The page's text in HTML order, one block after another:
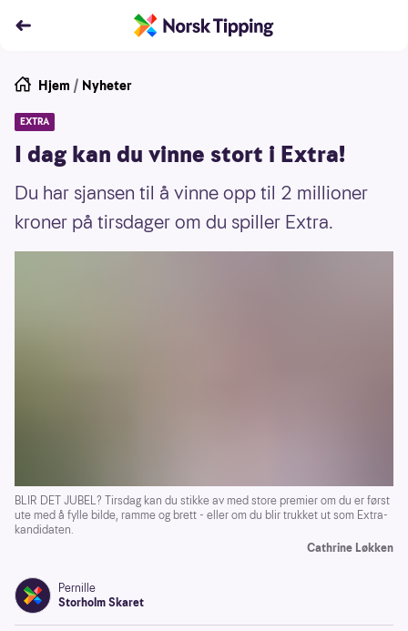
Hjem / Nyheter
EXTRA
I dag kan du vinne stort i Extra!
Du har sjansen til å vinne opp til 2 millioner
kroner på tirsdager om du spiller Extra.
BLIR DET JUBEL? Tirsdag kan du stikke av med store premier om du er først
ute med å fylle bilde, ramme og brett - eller om du blir trukket ut som Extra-
kandidaten.
Cathrine Løkken
Pernille
Storholm Skaret